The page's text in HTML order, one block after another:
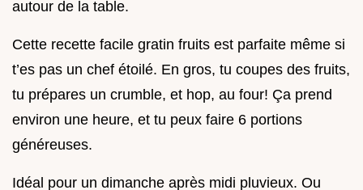
autour de la table.
Cette recette facile gratin fruits est parfaite même si
t’es pas un chef étoilé. En gros, tu coupes des fruits,
tu prépares un crumble, et hop, au four! Ça prend
environ une heure, et tu peux faire 6 portions
généreuses.
Idéal pour un dimanche après midi pluvieux. Ou